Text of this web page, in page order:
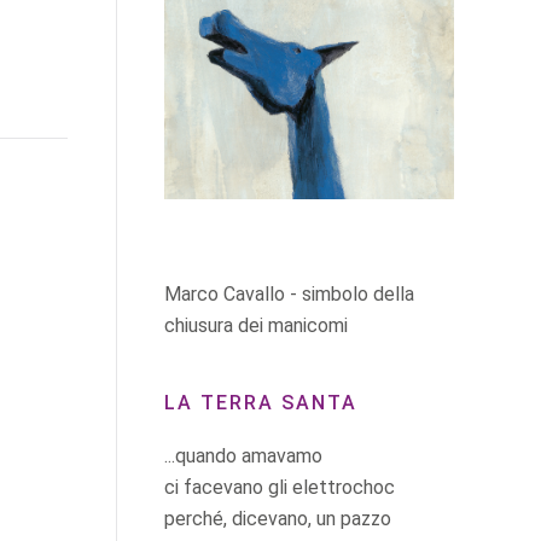
Marco Cavallo - simbolo della
chiusura dei manicomi
LA TERRA SANTA
...quando amavamo
ci facevano gli elettrochoc
perché, dicevano, un pazzo